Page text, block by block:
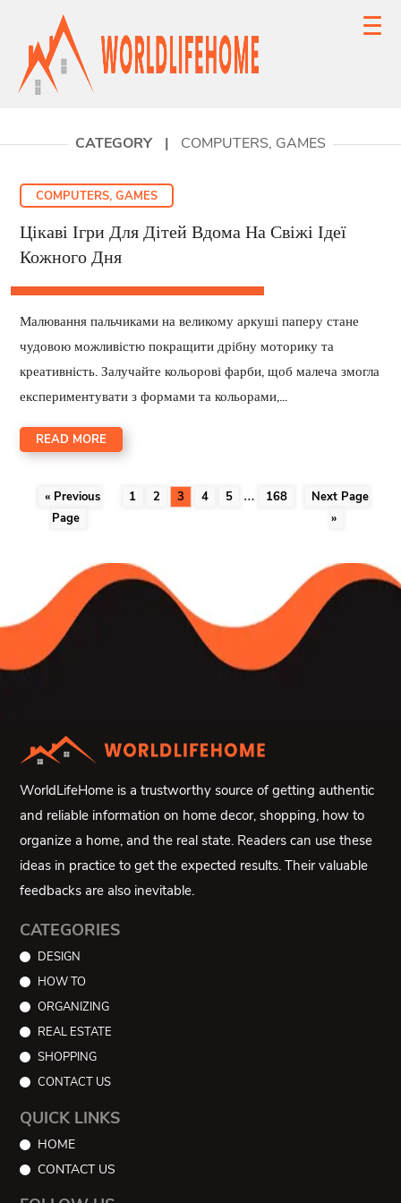
CATEGORY | COMPUTERS, GAMES
COMPUTERS, GAMES
Цікаві Ігри Для Дітей Вдома На Свіжі Ідеї
Кожного Дня
Малювання пальчиками на великому аркуші паперу стане
чудовою можливістю покращити дрібну моторику та
креативність. Залучайте кольорові фарби, щоб малеча змогла
експериментувати з формами та кольорами,...
READ MORE
« Previous
Page
1 2 3 4 5 … 168
Next Page
»
WorldLifeHome is a trustworthy source of getting authentic
and reliable information on home decor, shopping, how to
organize a home, and the real state. Readers can use these
ideas in practice to get the expected results. Their valuable
feedbacks are also inevitable.
CATEGORIES
DESIGN
HOW TO
ORGANIZING
REAL ESTATE
SHOPPING
CONTACT US
QUICK LINKS
HOME
CONTACT US